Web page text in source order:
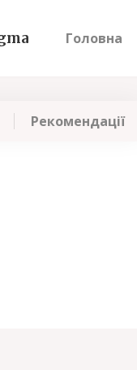
Головна
Рекомендації